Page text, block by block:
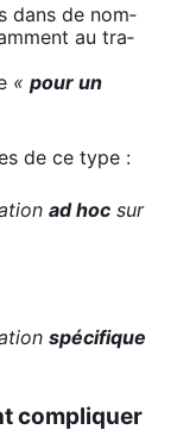
dans de nom­
au tra­
«pour un
de ce type :
ad hoc sur
spé­ci­fique
compliquer